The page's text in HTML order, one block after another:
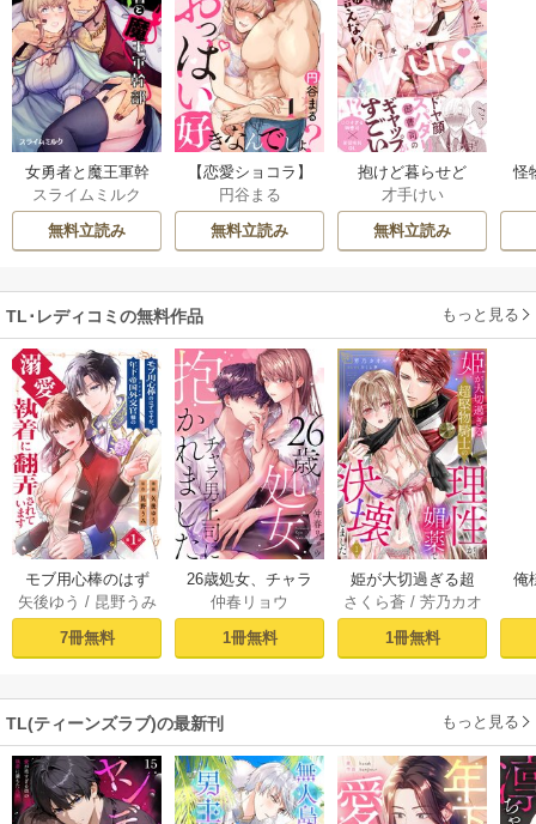
女勇者と魔王軍幹
部【TL版】
スライムミルク
無料立読み
【恋愛ショコラ】
俺のおっぱい好き
なんでしょ?
円谷まる
無料立読み
抱けど暮らせど
「好き」が言えな
い【電子限定漫画
付き】
才手けい
無料立読み
怪
TL･レディコミの無料作品 もっと見る
モブ用心棒のはず
ですが、年下帝国
外交官（アイド
ル）様の執着（溺
います【単話版】 1
話
矢後ゆう / 昆野うみ
7冊無料
26歳処女、チャラ
男上司に抱かれま
した【電子単行本
版おまけ付き】 1巻
仲春リョウ
1冊無料
姫が大切過ぎる超
堅物騎士の理性
が、媚薬で決壊し
ました。 1巻
さくら蒼/ 芳乃カオ
1冊無料
俺
TL(ティーンズラブ)の最新刊 もっと見る